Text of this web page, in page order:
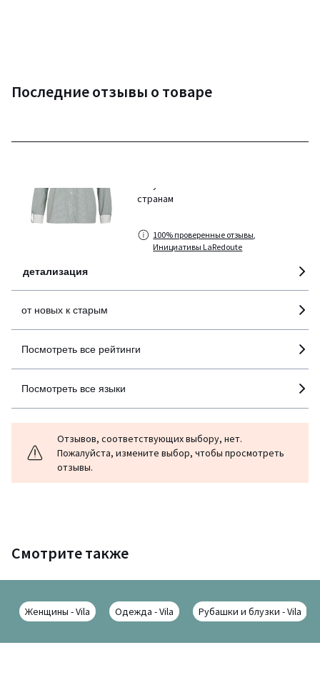
Последние отзывы о товаре
странам
100% проверенные отзывы,
Инициативы LaRedoute
детализация
от новых к старым
Посмотреть все рейтинги
Посмотреть все языки
Отзывов, соответствующих выбору, нет.
Пожалуйста, измените выбор, чтобы просмотреть
отзывы.
Смотрите также
Женщины - Vila Одежда - Vila Рубашки и блузки - Vila